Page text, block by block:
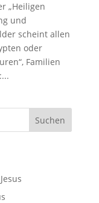
„Heiligen
und
scheint allen
oder
Familien
Suchen